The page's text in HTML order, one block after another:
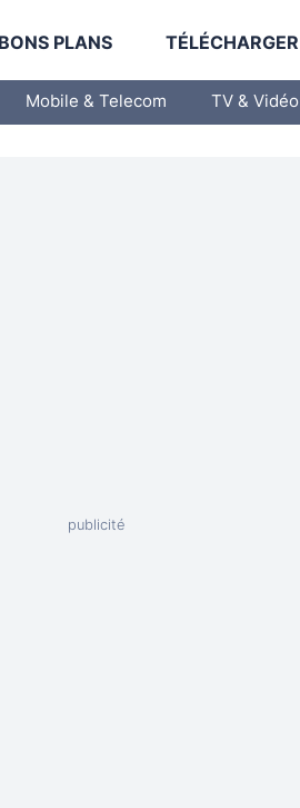
BONS PLANS TÉLÉCHARGER
Mobile & Telecom TV & Vidéo